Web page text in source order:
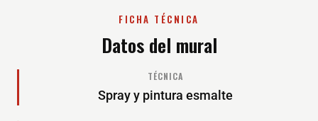
FICHA TÉCNICA
Datos del mural
TÉCNICA
Spray y pintura esmalte